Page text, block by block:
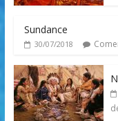
Sundance
30/07/2018